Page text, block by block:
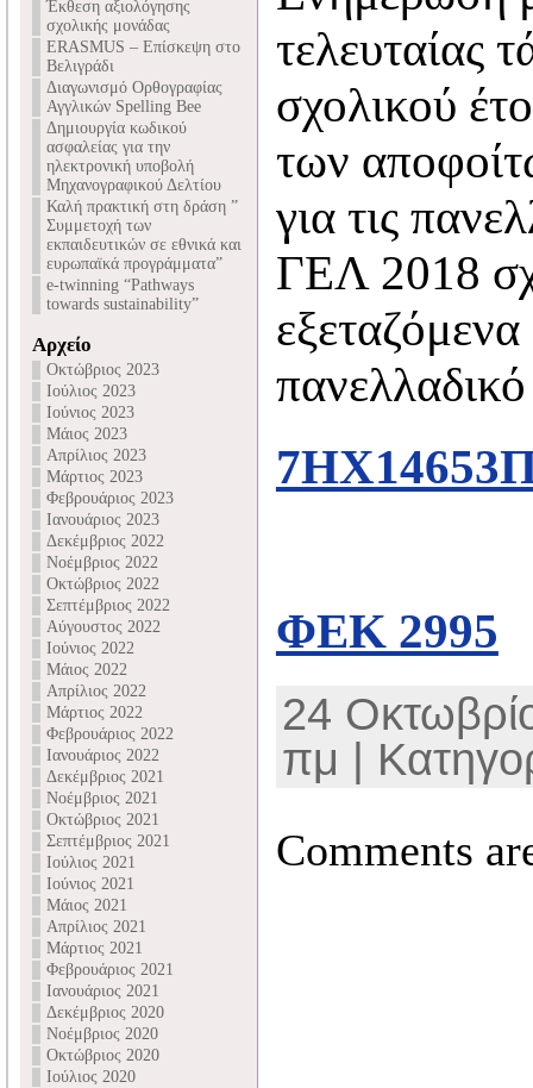
Έκθεση αξιολόγησης
σχολικής μονάδας
ERASMUS – Επίσκεψη στο
Βελιγράδι
Διαγωνισμό Ορθογραφίας
Αγγλικών Spelling Bee
Δημιουργία κωδικού
ασφαλείας για την
ηλεκτρονική υποβολή
Μηχανογραφικού Δελτίου
Καλή πρακτική στη δράση ”
Συμμετοχή των
εκπαιδευτικών σε εθνικά και
ευρωπαϊκά προγράμματα”
e-twinning “Pathways
towards sustainability”
Αρχείο
Οκτώβριος 2023
Ιούλιος 2023
Ιούνιος 2023
Μάιος 2023
Απρίλιος 2023
Μάρτιος 2023
Φεβρουάριος 2023
Ιανουάριος 2023
Δεκέμβριος 2022
Νοέμβριος 2022
Οκτώβριος 2022
Σεπτέμβριος 2022
Αύγουστος 2022
Ιούνιος 2022
Μάιος 2022
Απρίλιος 2022
Μάρτιος 2022
Φεβρουάριος 2022
Ιανουάριος 2022
Δεκέμβριος 2021
Νοέμβριος 2021
Οκτώβριος 2021
Σεπτέμβριος 2021
Ιούλιος 2021
Ιούνιος 2021
Μάιος 2021
Απρίλιος 2021
Μάρτιος 2021
Φεβρουάριος 2021
Ιανουάριος 2021
Δεκέμβριος 2020
Νοέμβριος 2020
Οκτώβριος 2020
Ιούλιος 2020
τελευταίας
σχολικού
των
για τις
ΓΕΛ 2018
ΦΕΚ 2995
24
πμ |
Comments